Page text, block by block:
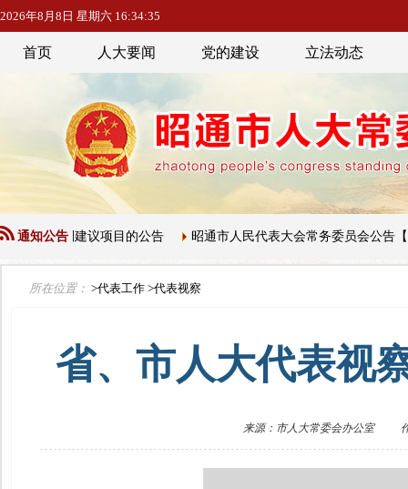
2026年8月8日 星期六 16:34:36
首页 人大要闻 党的建设 立法动态
通知公告
法规划建议项目的公告 昭通市人民代表大会常务委员会公告【第
所在位置： >代表工作 >代表视察
省、市人大代表视
来源：市人大常委会办公室